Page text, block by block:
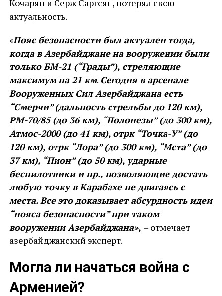
Кочарян и Серж Саргсян, потерял свою
актуальность.
«Пояс безопасности был актуален тогда,
когда в Азербайджане на вооружении были
только БМ-21 (“Грады”), стреляющие
максимум на 21 км. Сегодня в арсенале
Вооруженных Сил Азербайджана есть
“Смерчи” (дальность стрельбы до 120 км),
РМ-70/85 (до 36 км), “Полонезы” (до 300 км),
Атмос-2000 (до 41 км), отрк “Точка-У” (до
120 км), отрк “Лора” (до 300 км), “Мста” (до
37 км), “Пион” (до 50 км), ударные
беспилотники и пр., позволяющие достать
любую точку в Карабахе не двигаясь с
места. Все это доказывает абсурдность идеи
“пояса безопасности” при таком
вооружении Азербайджана», –отмечает
азербайджанский эксперт.
Могла ли начаться война с
Арменией?